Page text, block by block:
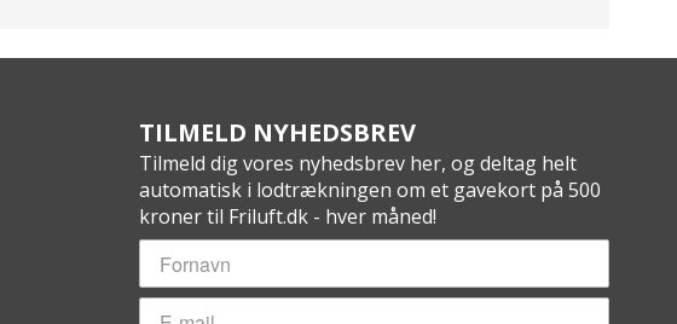
TILMELD NYHEDSBREV
Tilmeld dig vores nyhedsbrev her, og deltag helt
automatisk i lodtrækningen om et gavekort på 500
kroner til Friluft.dk - hver måned!